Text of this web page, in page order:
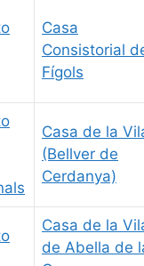
Casa
Consistorial
Fígols
Casa de la
(Bellver de
Cerdanya)
Casa de la
de Abella de